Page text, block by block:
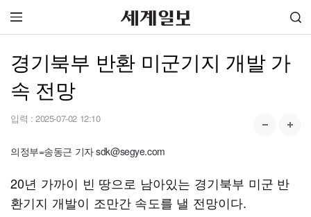
경기북부 반환 미군기지 개발 가
속 전망
입력 : 2025-07-02 12:10
의정부=송동근 기자 sdk@segye.com
20년 가까이 빈 땅으로 남아있는 경기북부 미군 반
환기지 개발이 조만간 속도를 낼 전망이다.